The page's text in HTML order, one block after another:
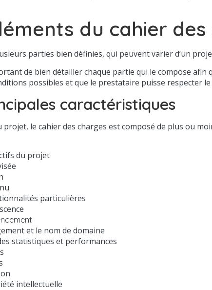
du cahier
parties bien définies, qui peuvent varier d’un
de bien détailler chaque partie qui le compose afin
possibles et que le prestataire puisse respecter
caractéristiques
projet, le cahier des charges est composé de plus ou
du projet
particulières
et le nom de domaine
statistiques et performances
intellectuelle